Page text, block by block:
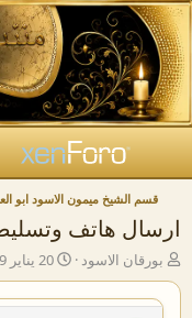
قسم الشيخ ميمون الاسود ابو
ارسال هاتف
ب
ا
د
بورقان الاسود
ت
ا
ر
20 يناير 2019